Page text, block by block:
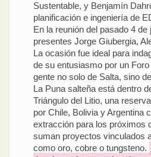
Sustentable, y Benjamín
planificación e ingeniería de
En la reunión del pasado 4 de
presentes Jorge Giubergia,
La ocasión fue ideal para
de su entusiasmo por un
gente no solo de Salta, sino
La Puna salteña está dentro
Triángulo del Litio, una
por Chile, Bolivia y Argentina
extracción para los próximos
suman proyectos vinculados
como oro, cobre o tungsteno.